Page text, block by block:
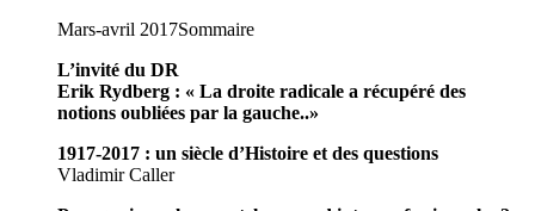
Mars-avril 2017Sommaire
L’invité du DR
Erik Rydberg : « La droite radicale a récupéré des
notions oubliées par la gauche..»
1917-2017 : un siècle d’Histoire et des questions
Vladimir Caller